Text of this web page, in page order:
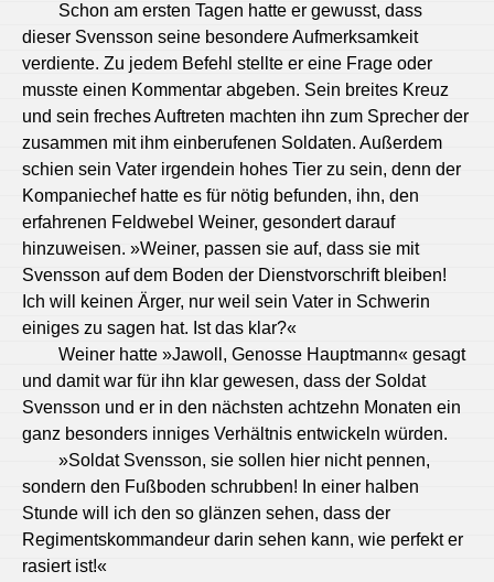
Schon am ersten Tagen hatte er gewusst, dass
dieser Svensson seine besondere Aufmerksamkeit
verdiente. Zu jedem Befehl stellte er eine Frage oder
musste einen Kommentar abgeben. Sein breites Kreuz
und sein freches Auftreten machten ihn zum Sprecher der
zusammen mit ihm einberufenen Soldaten. Außerdem
schien sein Vater irgendein hohes Tier zu sein, denn der
Kompaniechef hatte es für nötig befunden, ihn, den
erfahrenen Feldwebel Weiner, gesondert darauf
hinzuweisen. »Weiner, passen sie auf, dass sie mit
Svensson auf dem Boden der Dienstvorschrift bleiben!
Ich will keinen Ärger, nur weil sein Vater in Schwerin
einiges zu sagen hat. Ist das klar?«
Weiner hatte »Jawoll, Genosse Hauptmann« gesagt
und damit war für ihn klar gewesen, dass der Soldat
Svensson und er in den nächsten achtzehn Monaten ein
ganz besonders inniges Verhältnis entwickeln würden.
»Soldat Svensson, sie sollen hier nicht pennen,
sondern den Fußboden schrubben! In einer halben
Stunde will ich den so glänzen sehen, dass der
Regimentskommandeur darin sehen kann, wie perfekt er
rasiert ist!«